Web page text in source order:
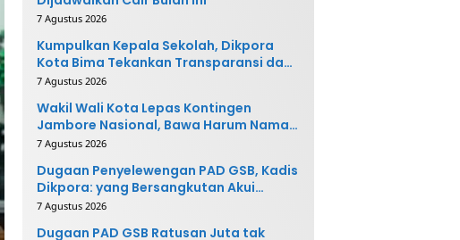
7 Agustus 2026
Kumpulkan Kepala Sekolah, Dikpora
Kota Bima Tekankan Transparansi dan
Inovasi
7 Agustus 2026
Wakil Wali Kota Lepas Kontingen
Jambore Nasional, Bawa Harum Nama
Kota Bima
7 Agustus 2026
Dugaan Penyelewengan PAD GSB, Kadis
Dikpora: yang Bersangkutan Akui
Perbuatannya dan Siap
7 Agustus 2026
Dugaan PAD GSB Ratusan Juta tak